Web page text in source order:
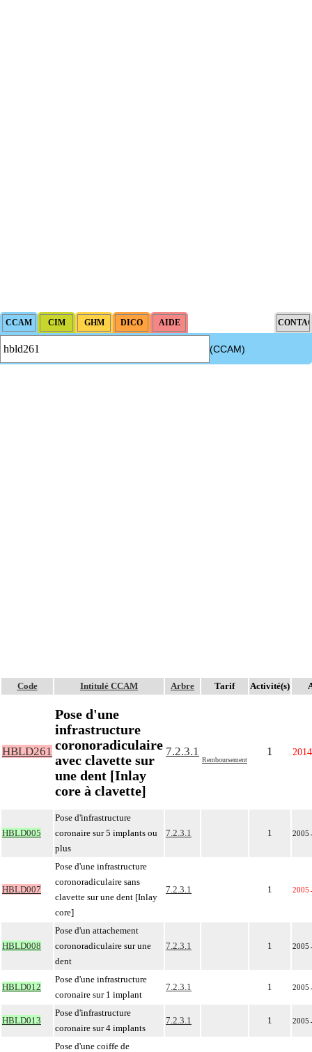
(CCAM)
Code Intitulé CCAM Arbre Tarif Activité(s)
HBLD261
Pose d'une
infrastructure
coronoradiculaire
avec clavette sur
une dent [Inlay
core à clavette]
7.2.3.1
Remboursement
1 2014
HBLD005
Pose d'infrastructure
coronaire sur 5 implants ou
plus
7.2.3.1 1 2005
HBLD007
Pose d'une infrastructure
coronoradiculaire sans
clavette sur une dent [Inlay
core]
7.2.3.1 1 2005
HBLD008
Pose d'un attachement
coronoradiculaire sur une
dent
7.2.3.1 1 2005
HBLD012
Pose d'une infrastructure
coronaire sur 1 implant
7.2.3.1 1 2005
HBLD013
Pose d'infrastructure
coronaire sur 4 implants
7.2.3.1 1 2005
Pose d'une coiffe de